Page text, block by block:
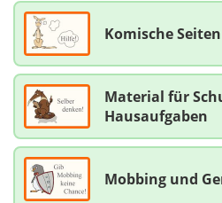
Komische Seiten
Material für
Hausaufgaben
Mobbing und